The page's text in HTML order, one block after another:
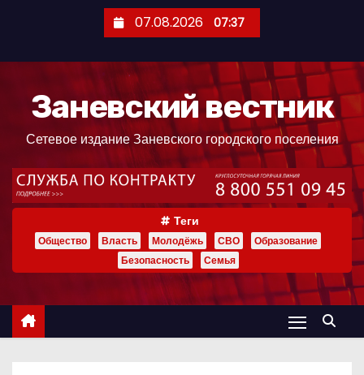
ж
07.08.2026 07:37
Заневский вестник
Сетевое издание Заневского городского поселения
Теги
Общество Власть Молодёжь СВО
Образование
Безопасность
Семья